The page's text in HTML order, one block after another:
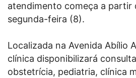
atendimento começa a partir
segunda-feira (8).
Localizada na Avenida Abílio
clínica disponibilizará
obstetrícia, pediatria, clínica